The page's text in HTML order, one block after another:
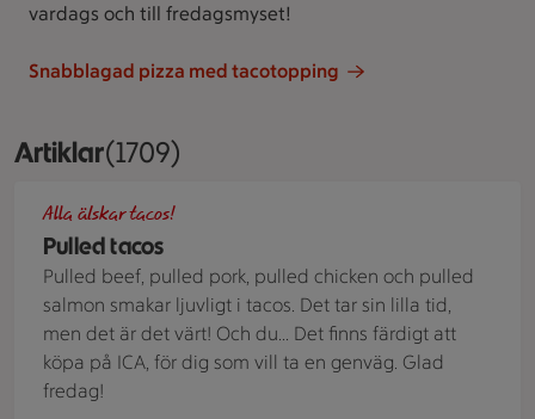
vardags och till fredagsmyset!
Snabblagad pizza med tacotopping
ArtiklarVisar 1709 stycken
(1709)
Pulled tacos
Alla älskar tacos!
Pulled beef, pulled pork, pulled chicken och pulled
salmon smakar ljuvligt i tacos. Det tar sin lilla tid,
men det är det värt! Och du... Det finns färdigt att
köpa på ICA, för dig som vill ta en genväg. Glad
fredag!